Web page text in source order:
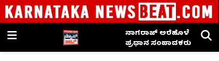
ನಾಗರಾಜ್ ಅರೆಹೊಳೆ
ಪ್ರಧಾನ ಸಂಪಾದಕರು